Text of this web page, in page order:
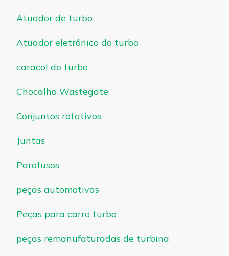
Atuador de turbo
Atuador eletrônico do turbo
caracol de turbo
Chocalho Wastegate
Conjuntos rotativos
Juntas
Parafusos
peças automotivas
Peças para carro turbo
peças remanufaturadas de turbina